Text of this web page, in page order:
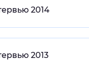
2014
2013